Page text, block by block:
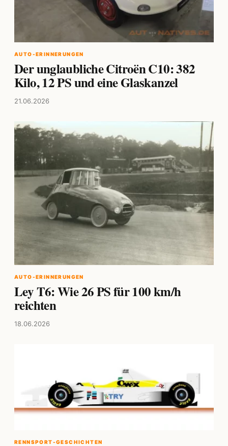
AUTO-ERINNERUNGEN
Der unglaubliche Citroën C10: 382
Kilo, 12 PS und eine Glaskanzel
21.06.2026
AUTO-ERINNERUNGEN
Ley T6: Wie 26 PS für 100 km/h
reichten
18.06.2026
RENNSPORT-GESCHICHTEN